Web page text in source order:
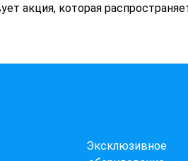
акция, которая
Эксклюзивное